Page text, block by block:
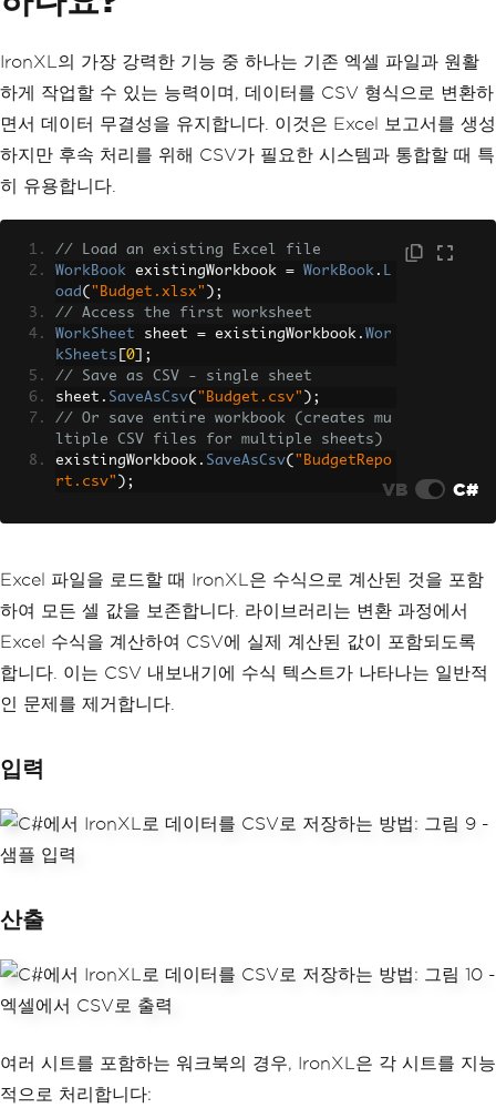
IronXL의 가장 강력한 기능 중 하나는 기존 엑셀 파일과 원활
하게 작업할 수 있는 능력이며, 데이터를 CSV 형식으로 변환하
면서 데이터 무결성을 유지합니다. 이것은 Excel 보고서를 생성
하지만 후속 처리를 위해 CSV가 필요한 시스템과 통합할 때 특
히 유용합니다.
// Load an existing Excel file
WorkBook existingWorkbook = WorkBook . L
oad ( "Budget.xlsx" );
// Access the first worksheet
WorkSheet sheet = existingWorkbook . Wor
kSheets
0 ];
// Save as CSV - single sheet
sheet . SaveAsCsv( "Budget.csv" );
// Or save entire workbook (creates mu
ltiple CSV files for multiple sheets)
existingWorkbook . SaveAsCsv( "BudgetRepo
rt.csv" ); VB C#
Excel 파일을 로드할 때 IronXL은 수식으로 계산된 것을 포함
하여 모든 셀 값을 보존합니다. 라이브러리는 변환 과정에서
Excel 수식을 계산하여 CSV에 실제 계산된 값이 포함되도록
합니다. 이는 CSV 내보내기에 수식 텍스트가 나타나는 일반적
인 문제를 제거합니다.
입력
산출
여러 시트를 포함하는 워크북의 경우, IronXL은 각 시트를 지능
적으로 처리합니다: